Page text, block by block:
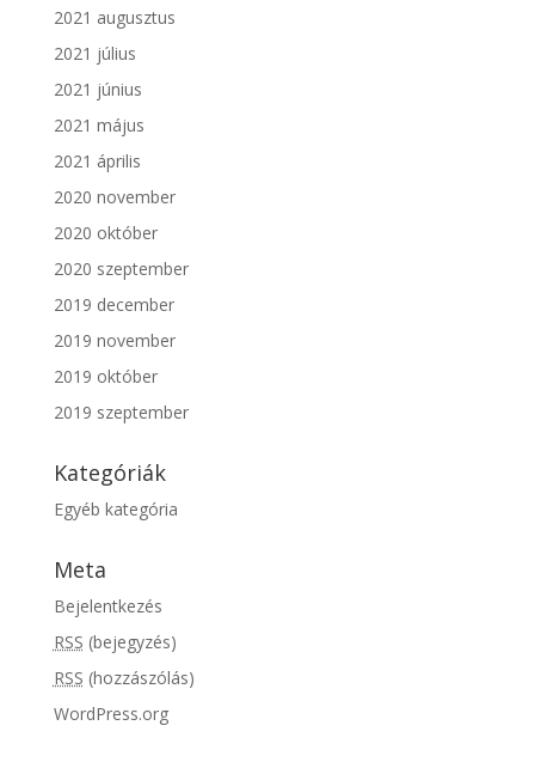
2021 augusztus
2021 július
2021 június
2021 május
2021 április
2020 november
2020 október
2020 szeptember
2019 december
2019 november
2019 október
2019 szeptember
Kategóriák
Egyéb kategória
Meta
Bejelentkezés
RSS (bejegyzés)
RSS (hozzászólás)
WordPress.org